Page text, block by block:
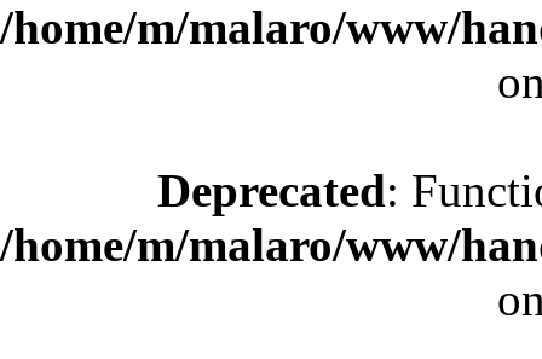
/home/m/malaro/www/
Deprecated:
/home/m/malaro/www/